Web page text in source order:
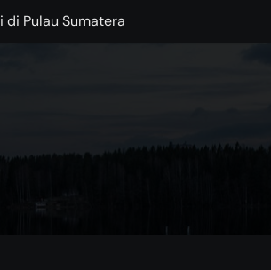
di Pulau Sumatera
Permata Spanyol di Tengah Laut
untuk Musim Hujan
Tengah Kota
Gunung Bromo